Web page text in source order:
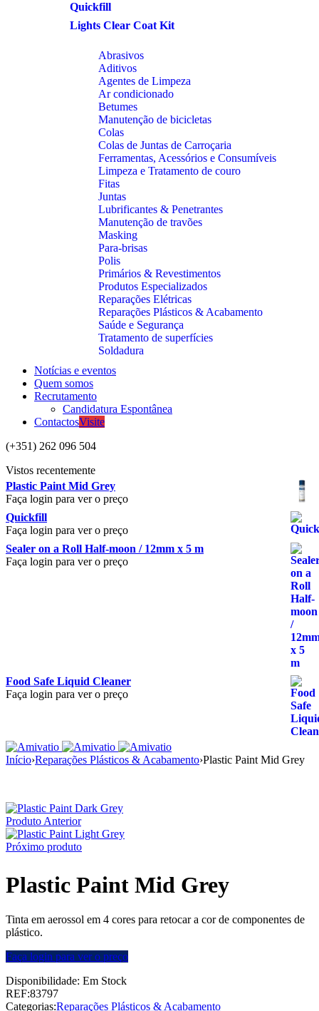
Quickfill
Lights Clear Coat Kit
Abrasivos
Aditivos
Agentes de Limpeza
Ar condicionado
Betumes
Manutenção de bicicletas
Colas
Colas de Juntas de Carroçaria
Ferramentas, Acessórios e Consumíveis
Limpeza e Tratamento de couro
Fitas
Juntas
Lubrificantes & Penetrantes
Manutenção de travões
Masking
Para-brisas
Polis
Primários & Revestimentos
Produtos Especializados
Reparações Elétricas
Reparações Plásticos & Acabamento
Saúde e Segurança
Tratamento de superfícies
Soldadura
Notícias e eventos
Quem somos
Recrutamento
Candidatura Espontânea
ContactosVisite
(+351) 262 096 504
Vistos recentemente
Plastic Paint Mid Grey
Faça login para ver o preço
Quickfill
Faça login para ver o preço
Sealer on a Roll Half-moon / 12mm x 5 m
Faça login para ver o preço
Food Safe Liquid Cleaner
Faça login para ver o preço
Início›Reparações Plásticos & Acabamento›Plastic Paint Mid Grey
Produto Anterior
Próximo produto
Plastic Paint Mid Grey
Tinta em aerossol em 4 cores para retocar a cor de componentes de
plástico.
Faça login para ver o preço
Disponibilidade: Em Stock
REF:83797
Categorias:Reparações Plásticos & Acabamento